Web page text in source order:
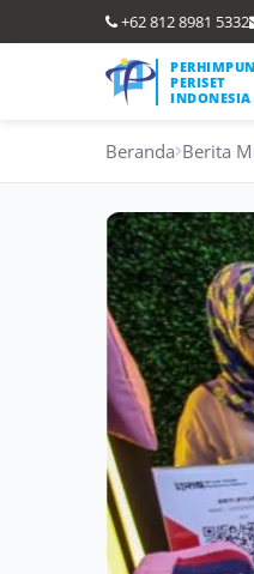
+62 812 8981 5332
PERISET
INDONESIA
Beranda Berita